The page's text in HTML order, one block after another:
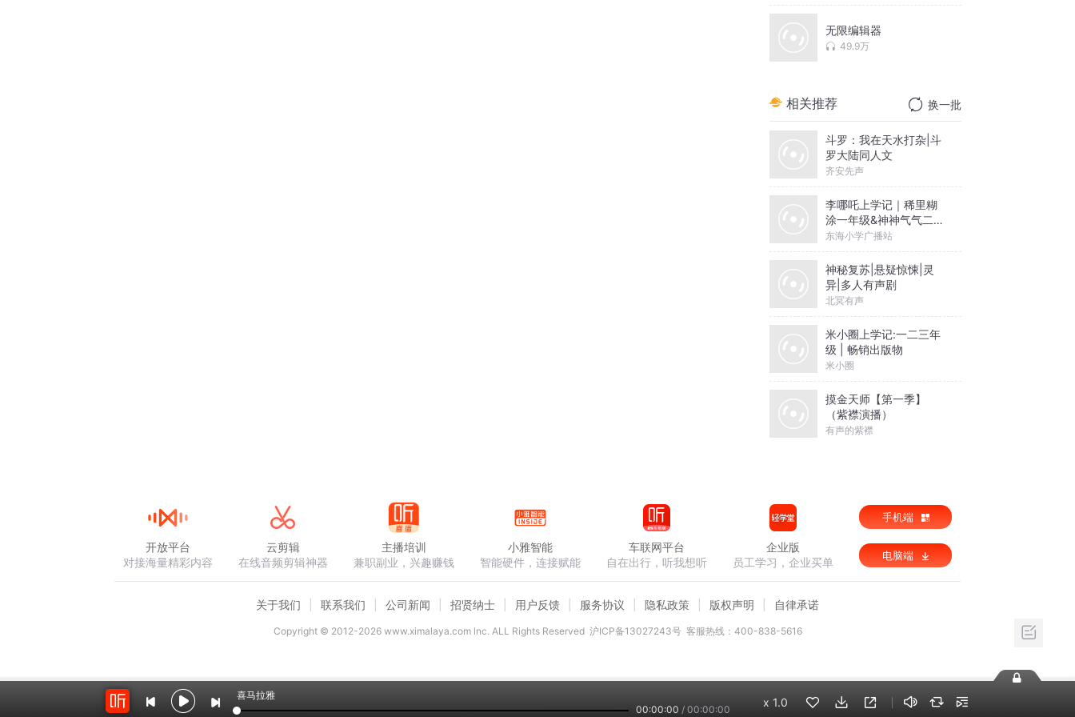
无限编辑器
49.9万
相关推荐 换一批
斗罗：我在天水打杂|斗
罗大陆同人文
齐安先声
李哪吒上学记｜稀里糊
涂一年级&神神气气二年
级
东海小学广播站
神秘复苏|悬疑惊悚|灵
异|多人有声剧
北冥有声
米小圈上学记:一二三年
级 | 畅销出版物
米小圈
摸金天师【第一季】
（紫襟演播）
有声的紫襟
喜马拉雅
00:00:00 / 00:00:00
x 1.0
开放平台
对接海量精彩内容
云剪辑
在线音频剪辑神器
主播培训
兼职副业，兴趣赚钱
小雅智能
智能硬件，连接赋能
车联网平台
自在出行，听我想听
企业版
员工学习，企业买单
手机端
电脑端
关于我们 联系我们 公司新闻 招贤纳士 用户反馈 服务协议 隐私政策 版权声明 自律承诺
Copyright © 2012-2026www.ximalaya.com lnc. ALL Rights Reserved 沪ICP备13027243号 客服热线：400-838-5616